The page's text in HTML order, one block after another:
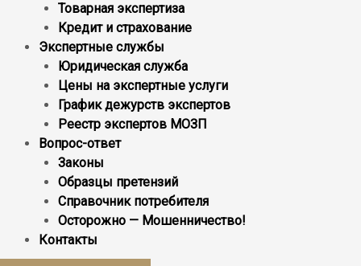
Товарная экспертиза
Кредит и страхование
Экспертные службы
Юридическая служба
Цены на экспертные услуги
График дежурств экспертов
Реестр экcпертов МОЗП
Вопрос-ответ
Законы
Образцы претензий
Справочник потребителя
Осторожно — Мошенничество!
Контакты